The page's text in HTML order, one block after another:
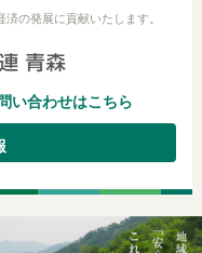
の発展に貢献いたします。
い合わせはこちら